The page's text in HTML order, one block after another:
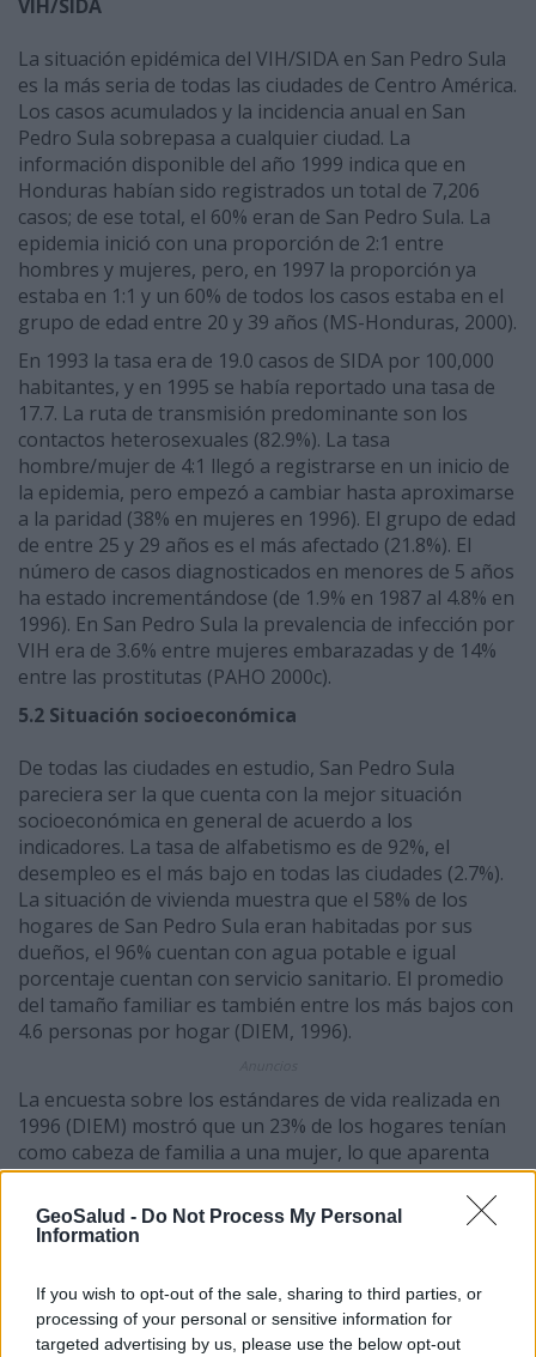
GeoSalud - Do Not Process My Personal
Information
If you wish to opt-out of the sale, sharing to third parties, or
processing of your personal or sensitive information for
targeted advertising by us, please use the below opt-out
VIH/SIDA
La situación epidémica del VIH/SIDA en San Pedro Sula
es la más seria de todas las ciudades de Centro América.
Los casos acumulados y la incidencia anual en San
Pedro Sula sobrepasa a cualquier ciudad. La
información disponible del año 1999 indica que en
Honduras habían sido registrados un total de 7,206
casos; de ese total, el 60% eran de San Pedro Sula. La
epidemia inició con una proporción de 2:1 entre
hombres y mujeres, pero, en 1997 la proporción ya
estaba en 1:1 y un 60% de todos los casos estaba en el
grupo de edad entre 20 y 39 años (MS-Honduras, 2000).
En 1993 la tasa era de 19.0 casos de SIDA por 100,000
habitantes, y en 1995 se había reportado una tasa de
17.7. La ruta de transmisión predominante son los
contactos heterosexuales (82.9%). La tasa
hombre/mujer de 4:1 llegó a registrarse en un inicio de
la epidemia, pero empezó a cambiar hasta aproximarse
a la paridad (38% en mujeres en 1996). El grupo de edad
de entre 25 y 29 años es el más afectado (21.8%). El
número de casos diagnosticados en menores de 5 años
ha estado incrementándose (de 1.9% en 1987 al 4.8% en
1996). En San Pedro Sula la prevalencia de infección por
VIH era de 3.6% entre mujeres embarazadas y de 14%
entre las prostitutas (PAHO 2000c).
5.2 Situación socioeconómica
De todas las ciudades en estudio, San Pedro Sula
pareciera ser la que cuenta con la mejor situación
socioeconómica en general de acuerdo a los
indicadores. La tasa de alfabetismo es de 92%, el
desempleo es el más bajo en todas las ciudades (2.7%).
La situación de vivienda muestra que el 58% de los
hogares de San Pedro Sula eran habitadas por sus
dueños, el 96% cuentan con agua potable e igual
porcentaje cuentan con servicio sanitario. El promedio
del tamaño familiar es también entre los más bajos con
4.6 personas por hogar (DIEM, 1996).
La encuesta sobre los estándares de vida realizada en
1996 (DIEM) mostró que un 23% de los hogares tenían
como cabeza de familia a una mujer, lo que aparenta
ser particularmente alto con relación a otros
indicadores socioeconómicos. La explicación que se
brinda es por la emigración de madres solteras de
empleo (DIEM, 1996).
5.3 El sector salud: Las respuestas institucionales